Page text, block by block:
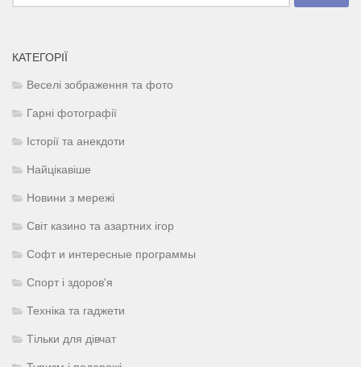
КАТЕГОРІЇ
Веселі зображення та фото
Гарні фотографії
Історії та анекдоти
Найцікавіше
Новини з мережі
Світ казино та азартних ігор
Софт и интересные программы
Спорт і здоров'я
Техніка та гаджети
Тільки для дівчат